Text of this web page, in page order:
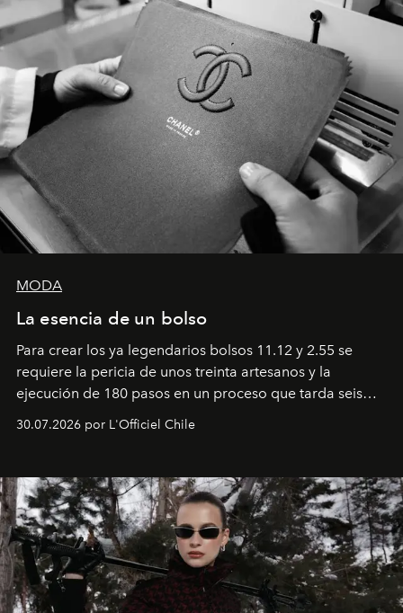
MODA
La esencia de un bolso
Para crear los ya legendarios bolsos 11.12 y 2.55 se
requiere la pericia de unos treinta artesanos y la
ejecución de 180 pasos en un proceso que tarda seis
que se enseña solamente en la escuela de formación de
30.07.2026 por L'Officiel Chile